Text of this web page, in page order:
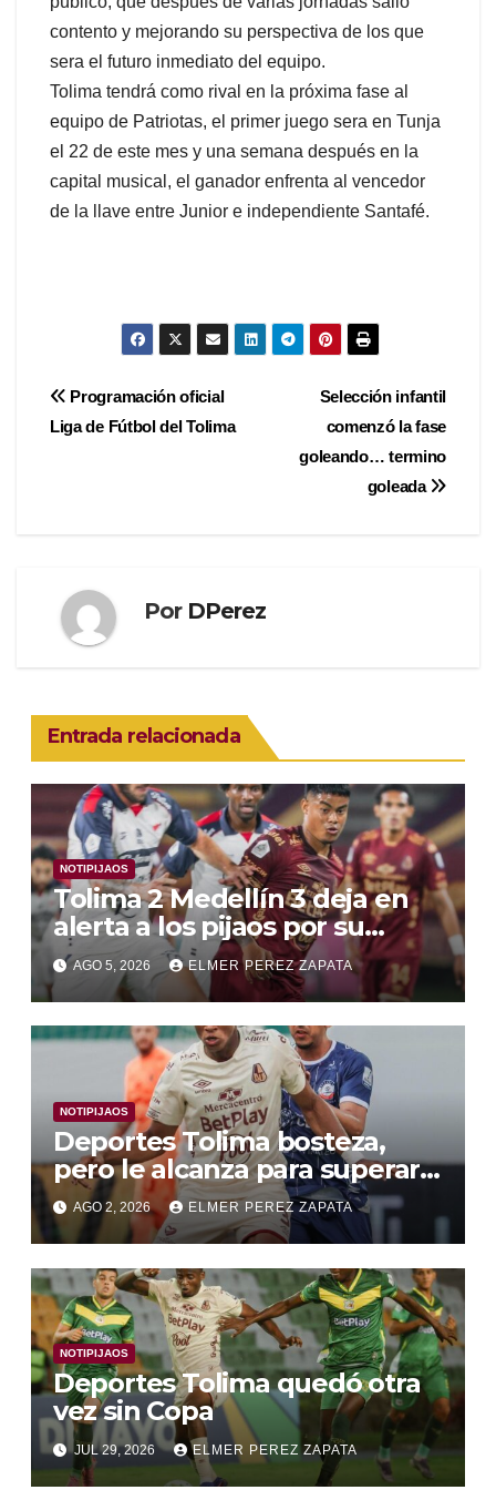
contento y mejorando su perspectiva de los que
sera el futuro inmediato del equipo.
Tolima tendrá como rival en la próxima fase al
equipo de Patriotas, el primer juego sera en Tunja
el 22 de este mes y una semana después en la
capital musical, el ganador enfrenta al vencedor
de la llave entre Junior e independiente Santafé.
Navegación
de
Selección infantil
comenzó la fase
goleando… termino
goleada
Programación oficial
Liga de Fútbol del Tolima
Por DPerez
Entrada relacionada
NOTIPIJAOS
Tolima 2 Medellín 3 deja en
alerta a los pijaos por su
fútbol irregular
AGO 5, 2026 ELMER PEREZ ZAPATA
NOTIPIJAOS
Deportes Tolima bosteza,
pero le alcanza para superar a
Alianza Valledupar 2 A 1
AGO 2, 2026 ELMER PEREZ ZAPATA
NOTIPIJAOS
Deportes Tolima quedó otra
vez sin Copa
JUL 29, 2026 ELMER PEREZ ZAPATA